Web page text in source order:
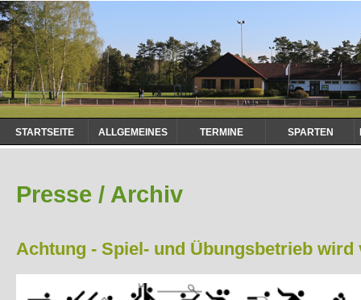
Navigation
überspringen
STARTSEITE ALLGEMEINES TERMINE SPARTEN
Presse / Archiv
Achtung - Spiel- und Übungsbetrieb